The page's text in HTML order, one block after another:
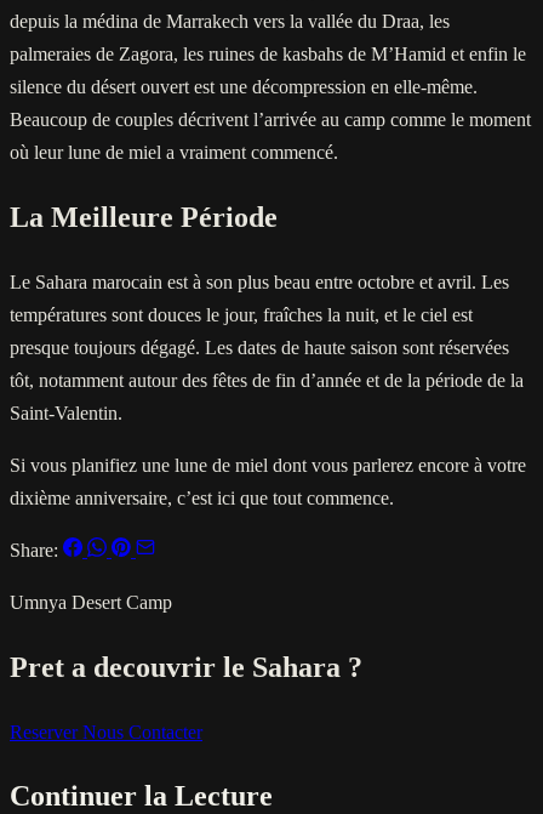
depuis la médina de Marrakech vers la vallée du Draa, les
palmeraies de Zagora, les ruines de kasbahs de M’Hamid et enfin le
silence du désert ouvert est une décompression en elle-même.
Beaucoup de couples décrivent l’arrivée au camp comme le moment
où leur lune de miel a vraiment commencé.
La Meilleure Période
Le Sahara marocain est à son plus beau entre octobre et avril. Les
températures sont douces le jour, fraîches la nuit, et le ciel est
presque toujours dégagé. Les dates de haute saison sont réservées
tôt, notamment autour des fêtes de fin d’année et de la période de la
Saint-Valentin.
Si vous planifiez une lune de miel dont vous parlerez encore à votre
dixième anniversaire, c’est ici que tout commence.
Share:
Umnya Desert Camp
Pret a decouvrir le Sahara ?
ReserverNous Contacter
Continuer la Lecture